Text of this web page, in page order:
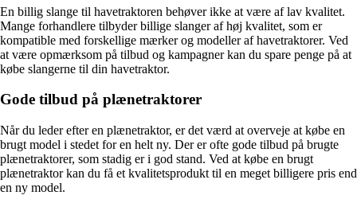
En billig slange til havetraktoren behøver ikke at være af lav kvalitet.
Mange forhandlere tilbyder billige slanger af høj kvalitet, som er
kompatible med forskellige mærker og modeller af havetraktorer. Ved
at være opmærksom på tilbud og kampagner kan du spare penge på at
købe slangerne til din havetraktor.
Gode tilbud på plænetraktorer
Når du leder efter en plænetraktor, er det værd at overveje at købe en
brugt model i stedet for en helt ny. Der er ofte gode tilbud på brugte
plænetraktorer, som stadig er i god stand. Ved at købe en brugt
plænetraktor kan du få et kvalitetsprodukt til en meget billigere pris end
en ny model.